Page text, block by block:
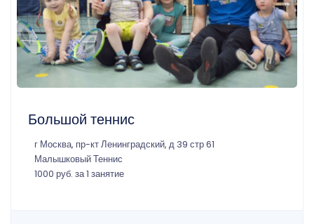
Большой теннис
г Москва, пр-кт Ленинградский, д 39 стр 61
Малышковый Теннис
1000 руб. за 1 занятие